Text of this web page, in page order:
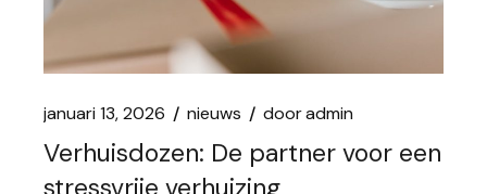
januari 13, 2026 nieuws dooradmin
Verhuisdozen: De partner voor een